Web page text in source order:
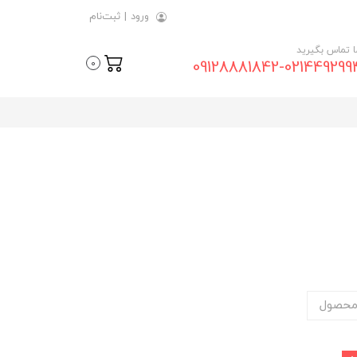
ورود | ثبت‌نام
تماس بگیرید
09128881842-
0